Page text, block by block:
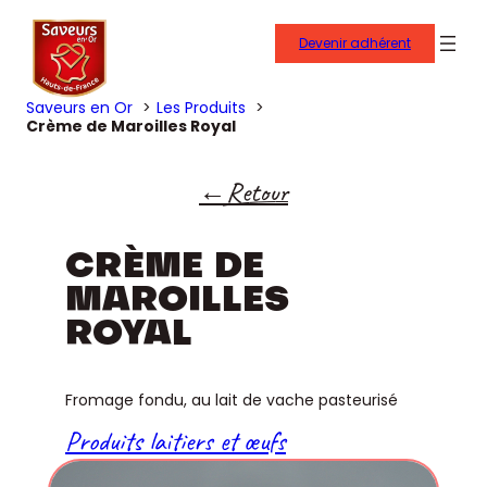
Devenir adhérent
Saveurs en Or
Les Produits
Crème de Maroilles Royal
Retour
CRÈME DE
MAROILLES
ROYAL
Fromage fondu, au lait de vache pasteurisé
Produits laitiers et œufs